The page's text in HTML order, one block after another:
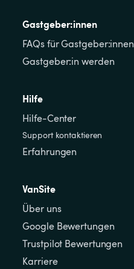
Gastgeber:innen
FAQs für Gastgeber:innen
Gastgeber:in werden
Hilfe
Hilfe-Center
Support kontaktieren
Erfahrungen
VanSite
Über uns
Google Bewertungen
Trustpilot Bewertungen
Karriere